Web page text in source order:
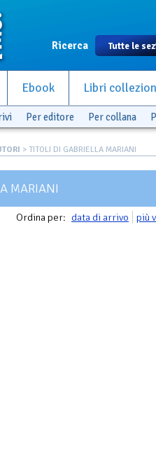
Ricerca
Ebook Libri
Per editore Per collana
> TITOLI DI GABRIELLA MARIANI
MARIANI
Ordina per: data di arrivo più